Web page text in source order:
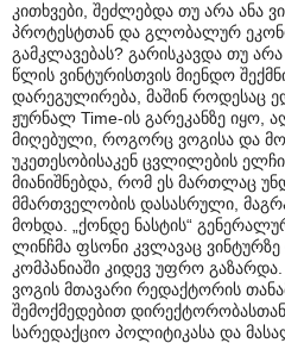
კითხვები, შეძლებდა თუ არა ანა
პროტესტთან და გლობალურ
გამკლავებას? გარისკავდა თუ
წლის ვინტურისთვის მიენდო
დარეგულირება, მაშინ როდესაც
ჟურნალ Time-ის გარეკანზე იყო,
მიღებული, როგორც ვოგისა და
უკეთესობისაკენ ცვლილების
მიანიშნებდა, რომ ეს მართლაც
მმართველობის დასასრული,
მოხდა. „ქონდე ნასტის“
ლინჩმა ფსონი კვლავაც
კომპანიაში კიდევ უფრო
ვოგის მთავარი რედაქტორის
შემოქმედებით
სარედაქციო პოლიტიკასა და